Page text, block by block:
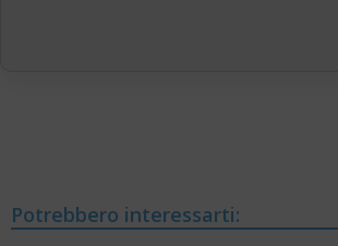
Potrebbero interessarti: